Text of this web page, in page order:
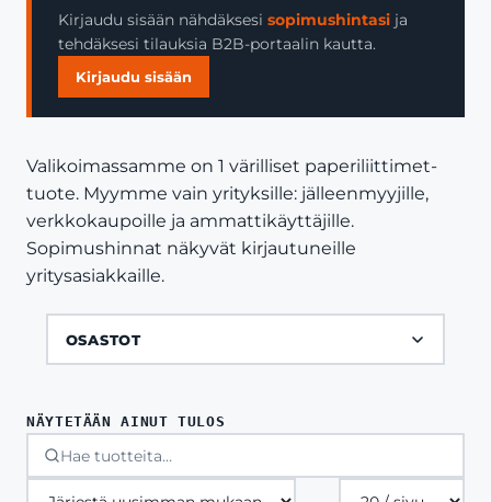
Yritys
Yhteystiedot
Kirjaudu sisään nähdäksesi sopimushintasi ja
tehdäksesi tilauksia B2B-portaalin kautta.
Kirjaudu sisään
Valikoimassamme on 1 värilliset paperiliittimet-
tuote. Myymme vain yrityksille: jälleenmyyjille,
verkkokaupoille ja ammattikäyttäjille.
Sopimushinnat näkyvät kirjautuneille
yritysasiakkaille.
OSASTOT
NÄYTETÄÄN AINUT TULOS
Tuotteita